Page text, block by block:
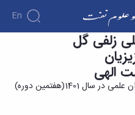
En
- دانشکده شیمی
زلفی گل
الهی
انتخاب شایسته شما را به عنوان سرآمدان علمی در سال 1401(هفتمین دوره)